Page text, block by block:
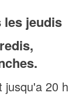
les jeudis
jusqu'a 20 h